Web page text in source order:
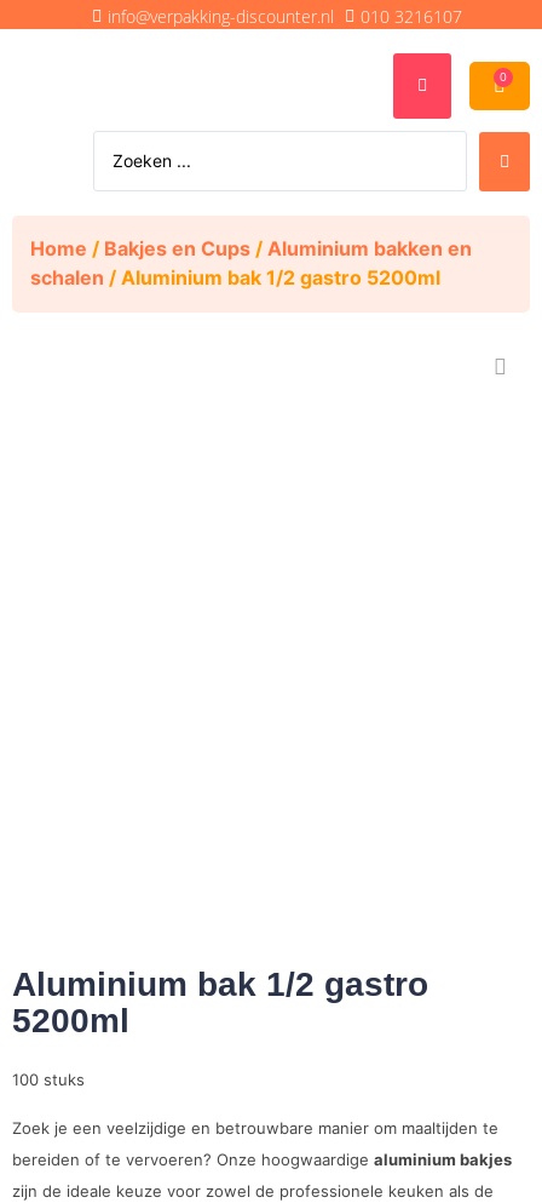
info@verpakking-discounter.nl 010 3216107
0
Home / Bakjes en Cups / Aluminium bakken en
schalen / Aluminium bak 1/2 gastro 5200ml
Aluminium bak 1/2 gastro
5200ml
100 stuks
Zoek je een veelzijdige en betrouwbare manier om maaltijden te
bereiden of te vervoeren? Onze hoogwaardige aluminium bakjes
zijn de ideale keuze voor zowel de professionele keuken als de